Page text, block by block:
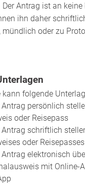
Antrag ist an
ihn daher
mündlich oder zu
kann folgende
Antrag persönlich
oder Reisepass
Antrag schriftlich
oder Reisepasses
Antrag elektronisch
mit Online-